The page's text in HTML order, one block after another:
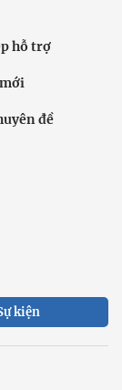
hỗ trợ
đề
kiện